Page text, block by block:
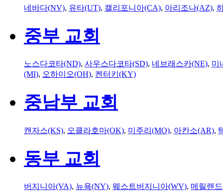
네바다(NV), 유타(UT), 캘리포니아(CA), 아리조나(AZ),
중부 교회
노스다코타(ND), 사우스다코타(SD), 네브래스카(NE), 미
(MI), 오하이오(OH), 켄터키(KY)
중남부 교회
캔자스(KS), 오클라호마(OK), 미주리(MO), 아칸소(AR),
동부 교회
버지니아(VA), 뉴욕(NY), 웨스트버지니아(WV), 메릴랜